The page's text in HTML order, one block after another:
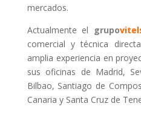
mercados.
Actualmente el
grupo
comercial y técnica
amplia experiencia en
sus oficinas de Madrid,
Bilbao, Santiago de
Canaria y Santa Cruz de